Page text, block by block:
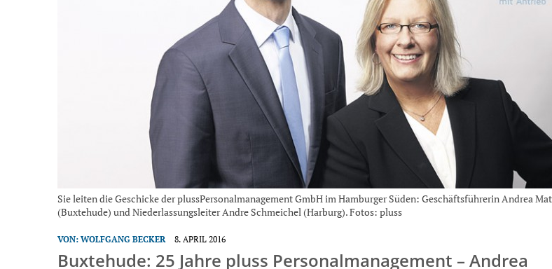
Sie leiten die Geschicke der plussPersonalmanagement GmbH im Hamburger Süden: Geschäftsführerin Andrea
(Buxtehude) und Niederlassungsleiter Andre Schmeichel (Harburg). Fotos: pluss
VON: WOLFGANG BECKER 8. APRIL 2016
Buxtehude: 25 Jahre pluss Personalmanagement – Andrea